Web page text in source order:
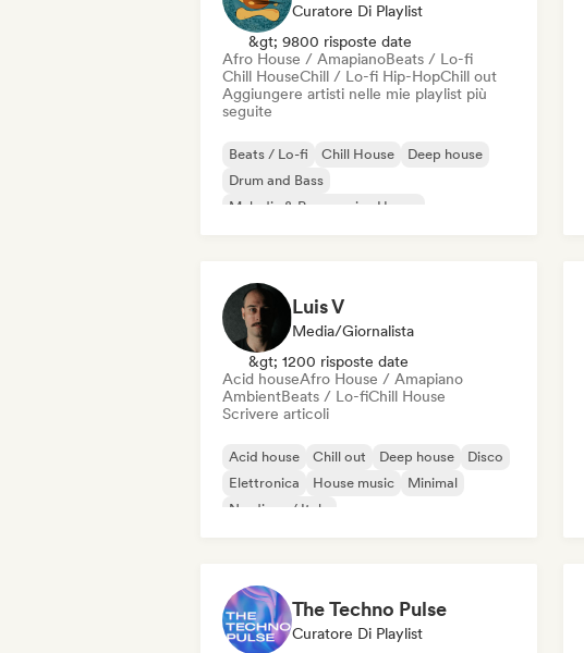
Curatore Di Playlist
&gt; 9800 risposte date
Afro House / AmapianoBeats / Lo-fi
Chill HouseChill / Lo-fi Hip-HopChill out
Aggiungere artisti nelle mie playlist più
seguite
Beats / Lo-fi Chill House
Deep house
Drum and Bass
Melodic & Progressive House
Afro House / Amapiano
Luis V
Media/Giornalista
&gt; 1200 risposte date
Acid houseAfro House / Amapiano
AmbientBeats / Lo-fiChill House
Scrivere articoli
Acid house Chill out Deep house
Disco
Elettronica
House music
Minimal
Nu-disco / Italo
The Techno Pulse
Curatore Di Playlist